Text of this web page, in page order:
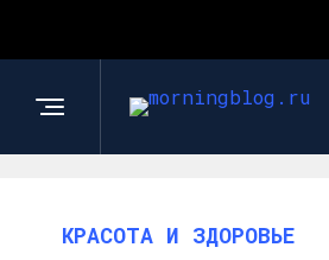
КРАСОТА И ЗДОРОВЬЕ